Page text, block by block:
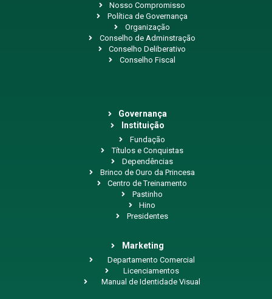
Nosso Compromisso
Política de Governança
Organização
Conselho de Adminstração
Conselho Deliberativo
Conselho Fiscal
Governança
Instituição
Fundação
Títulos e Conquistas
Dependências
Brinco de Ouro da Princesa
Centro de Treinamento
Pastinho
Hino
Presidentes
Marketing
Departamento Comercial
Licenciamentos
Manual de Identidade Visual